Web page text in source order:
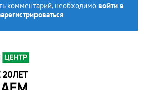
комментарий, необходимо войти в